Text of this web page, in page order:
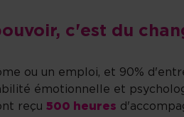
c'est du
ou un emploi, et 90%
émotionnelle et
reçu 500 heures